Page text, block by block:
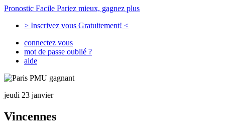
Pronostic Facile Pariez mieux, gagnez plus
> Inscrivez vous Gratuitement! <
connectez vous
mot de passe oublié ?
aide
jeudi 23 janvier
Vincennes